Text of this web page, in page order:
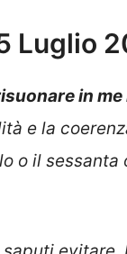
Luglio
in me
e la
o il